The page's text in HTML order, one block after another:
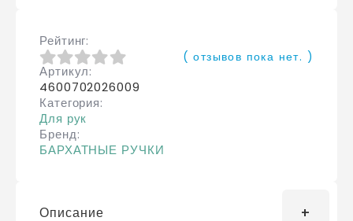
Рейтинг
0из 5
( отзывов пока нет. )
Артикул
4600702026009
Категория
Для рук
Бренд
БАРХАТНЫЕ РУЧКИ
Описание